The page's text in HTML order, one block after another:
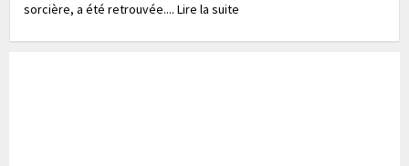
sorcière, a été retrouvée.... Lire la suite